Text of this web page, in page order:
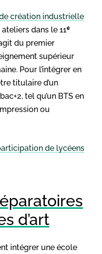
création industrielle
dans le 11ᵉ
du premier
supérieur
Pour l’intégrer en
titulaire d’un
tel qu’un BTS en
ou
de lycéens
d’art
intégrer une école